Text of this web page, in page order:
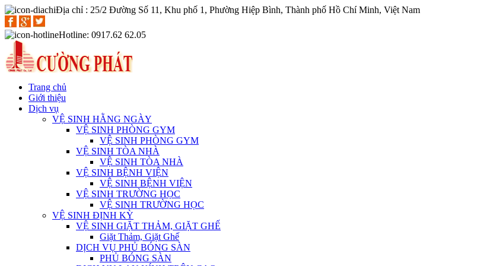
Địa chỉ : 25/2 Đường Số 11, Khu phố 1, Phường Hiệp Bình, Thành phố Hồ Chí Minh, Việt Nam
Hotline: 0917.62 62.05
Trang chủ
Giới thiệu
Dịch vụ
VỆ SINH HẰNG NGÀY
VỆ SINH PHÒNG GYM
VỆ SINH PHÒNG GYM
VỆ SINH TÒA NHÀ
VỆ SINH TÒA NHÀ
VỆ SINH BỆNH VIỆN
VỆ SINH BỆNH VIỆN
VỆ SINH TRƯỜNG HỌC
VỆ SINH TRƯỜNG HỌC
VỆ SINH ĐỊNH KỲ
VỆ SINH GIẶT THẢM, GIẶT GHẾ
Giặt Thảm, Giặt Ghế
DỊCH VỤ PHỦ BÓNG SÀN
PHỦ BÓNG SÀN